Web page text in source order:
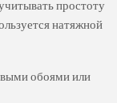
простоту
натяжной
обоями или